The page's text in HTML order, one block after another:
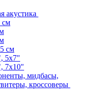
акустика
см
см
5х7"
7х10"
мидбасы,
кроссоверы